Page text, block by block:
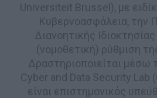
Universiteit Brussel), με
Κυβερνοασφάλεια, την
Διανοητικής
(νομοθετική) ρύθμιση
Δραστηριοποιείται μέσω
Cyber and Data Security Lab
είναι επιστημονικός